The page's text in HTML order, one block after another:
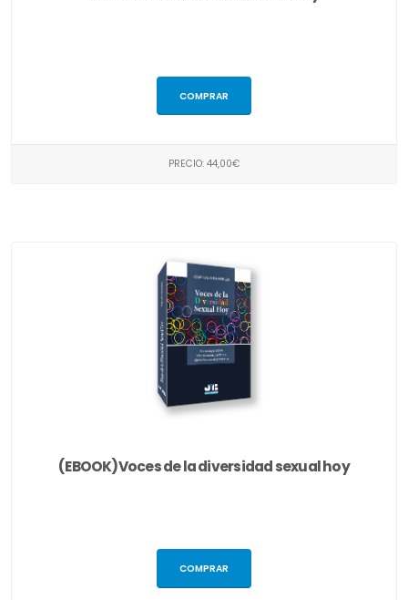
COMPRAR
PRECIO: 44,00€
(EBOOK)Voces de la diversidad sexual hoy
COMPRAR